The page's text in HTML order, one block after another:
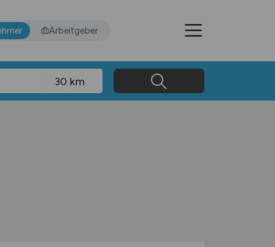
Arbeitgeber